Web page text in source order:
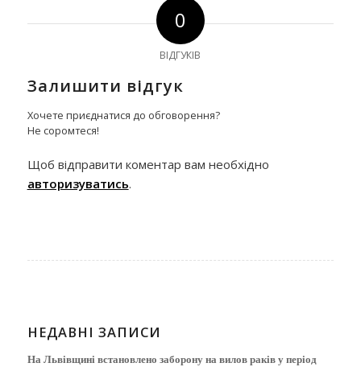
0
ВІДГУКІВ
Залишити відгук
Хочете приєднатися до обговорення?
Не соромтеся!
Щоб відправити коментар вам необхідно
авторизуватись.
НЕДАВНІ ЗАПИСИ
На Львівщині встановлено заборону на вилов раків у період